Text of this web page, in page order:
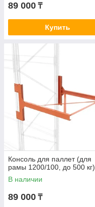
89 000 ₸
Купить
Консоль для паллет (для
рамы 1200/100, до 500 кг)
В наличии
89 000 ₸